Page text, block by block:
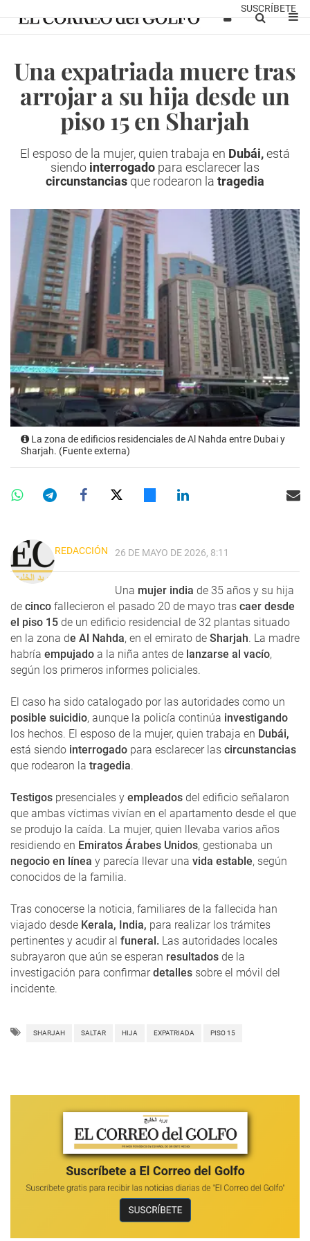
SUSCRÍBETE
Una expatriada muere tras
arrojar a su hija desde un
piso 15 en Sharjah
El esposo de la mujer, quien trabaja en Dubái,está
siendo interrogado para esclarecer las
circunstancias que rodearon la tragedia
La zona de edificios residenciales de Al Nahda entre Dubai y
Sharjah. (Fuente externa)
REDACCIÓN 26 DE MAYO DE 2026, 8:11
Una mujer india de 35 años y su hija
de cinco fallecieron el pasado 20 de mayo tras caer desde
el piso 15 de un edificio residencial de 32 plantas situado
en la zona de Al Nahda, en el emirato de Sharjah. La madre
habría empujado a la niña antes de lanzarse al vacío,
según los primeros informes policiales.
El caso ha sido catalogado por las autoridades como un
posible suicidio, aunque la policía continúa investigando
los hechos. El esposo de la mujer, quien trabaja en Dubái,
está siendo interrogado para esclarecer las circunstancias
que rodearon la tragedia.
Testigos presenciales y empleados del edificio señalaron
que ambas víctimas vivían en el apartamento desde el que
se produjo la caída. La mujer, quien llevaba varios años
residiendo en Emiratos Árabes Unidos, gestionaba un
negocio en línea y parecía llevar una vida estable, según
conocidos de la familia.
Tras conocerse la noticia, familiares de la fallecida han
viajado desde Kerala, India, para realizar los trámites
pertinentes y acudir al funeral. Las autoridades locales
subrayaron que aún se esperan resultados de la
investigación para confirmardetalles sobre el móvil del
incidente.
SHARJAH SALTAR HIJA EXPATRIADA PISO 15